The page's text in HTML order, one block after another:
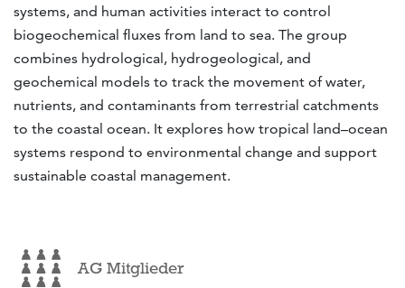
systems, and human activities interact to control
biogeochemical fluxes from land to sea. The group
combines hydrological, hydrogeological, and
geochemical models to track the movement of water,
nutrients, and contaminants from terrestrial catchments
to the coastal ocean. It explores how tropical land–ocean
systems respond to environmental change and support
sustainable coastal management.
AG Mitglieder